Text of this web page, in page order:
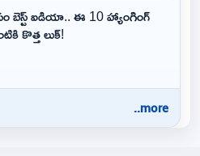
బెస్ట్ ఐడియా.. ఈ 10 హ్యాంగింగ్
కొత్త లుక్!
..more